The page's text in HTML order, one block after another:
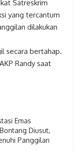
Satreskrim
yang tercantum
dilakukan
secara bertahap.
Randy saat
Emas
Diusut,
Panggilan